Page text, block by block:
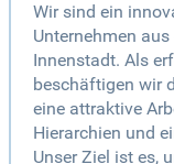
Wir sind ein
Unternehmen
Innenstadt. Als
beschäftigen wir
eine attraktive
Hierarchien und
Unser Ziel ist es,